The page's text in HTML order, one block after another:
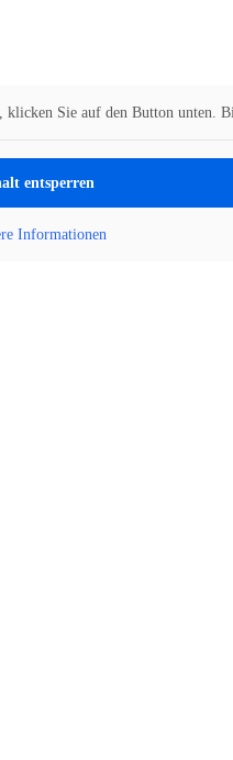
Sie auf den Button unten.
entsperren
Informationen